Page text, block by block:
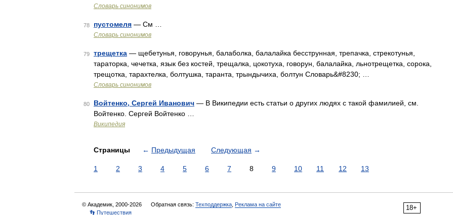
Словарь синонимов
78 пустомеля — См …
Словарь синонимов
79 трещетка — щебетунья, говорунья, балаболка, балалайка бесструнная, трепачка, стрекотунья,
тараторка, чечетка, язык без костей, трещалка, цокотуха, говорун, балалайка, льнотрещетка, сорока,
трещотка, тарахтелка, болтушка, таранта, трындычиха, болтун Словарь&#8230; …
Словарь синонимов
80 Войтенко, Сергей Иванович — В Википедии есть статьи о других людях с такой фамилией, см.
Войтенко. Сергей Войтенко …
Википедия
Страницы ← Предыдущая Следующая →
1 2 3 4 5 6 7 8 9 10 11 12 13
18+
© Академик, 2000-2026 Обратная связь: Техподдержка Реклама на сайте
👣 Путешествия